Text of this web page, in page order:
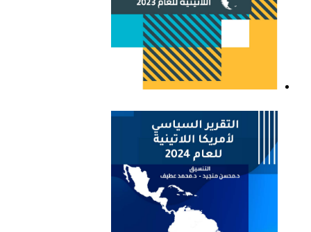
اللاتينية للعام 2023